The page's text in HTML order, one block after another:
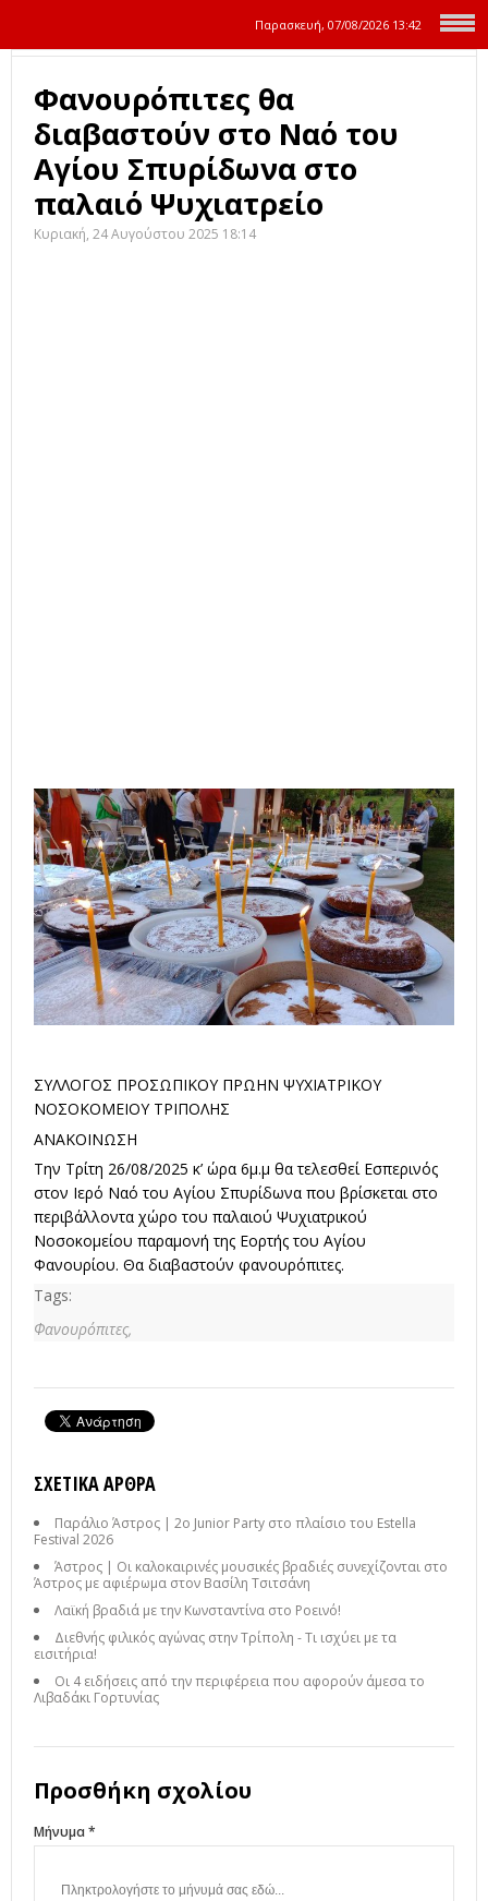
Παρασκευή, 07/08/2026 13:43
Φανουρόπιτες θα
διαβαστούν στο Ναό του
Αγίου Σπυρίδωνα στο
παλαιό Ψυχιατρείο
Κυριακή, 24 Αυγούστου 2025 18:14
ΣΥΛΛΟΓΟΣ ΠΡΟΣΩΠΙΚΟΥ ΠΡΩΗΝ ΨΥΧΙΑΤΡΙΚΟΥ
ΝΟΣΟΚΟΜΕΙΟΥ ΤΡΙΠΟΛΗΣ
ΑΝΑΚΟΙΝΩΣΗ
Την Τρίτη 26/08/2025 κ’ ώρα 6μ.μ θα τελεσθεί Εσπερινός
στον Ιερό Ναό του Αγίου Σπυρίδωνα που βρίσκεται στο
περιβάλλοντα χώρο του παλαιού Ψυχιατρικού
Νοσοκομείου παραμονή της Εορτής του Αγίου
Φανουρίου. Θα διαβαστούν φανουρόπιτες.
Tags:
Φανουρόπιτες,
ΣΧΕΤΙΚΆ ΆΡΘΡΑ
Παράλιο Άστρος | 2ο Junior Party στο πλαίσιο του Estella
Festival 2026
Άστρος | Οι καλοκαιρινές μουσικές βραδιές συνεχίζονται στο
Άστρος με αφιέρωμα στον Βασίλη Τσιτσάνη
Λαϊκή βραδιά με την Κωνσταντίνα στο Ροεινό!
Διεθνής φιλικός αγώνας στην Τρίπολη - Τι ισχύει με τα
εισιτήρια!
Οι 4 ειδήσεις από την περιφέρεια που αφορούν άμεσα το
Λιβαδάκι Γορτυνίας
Προσθήκη σχολίου
Μήνυμα *